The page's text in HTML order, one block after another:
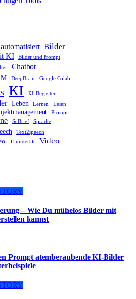
automatisiert Bilder
KI Bilder und Prompt
Chatbot
DeepBrain Google Colab
KI KI-Begleiter
Leben Lernen
Lesen
Prompt
SoBrief
Sprache
Text2speech
Thunderbit Video
– Wie Du mühelos Bilder mit
kannst
Prompt atemberaubende KI-Bilder